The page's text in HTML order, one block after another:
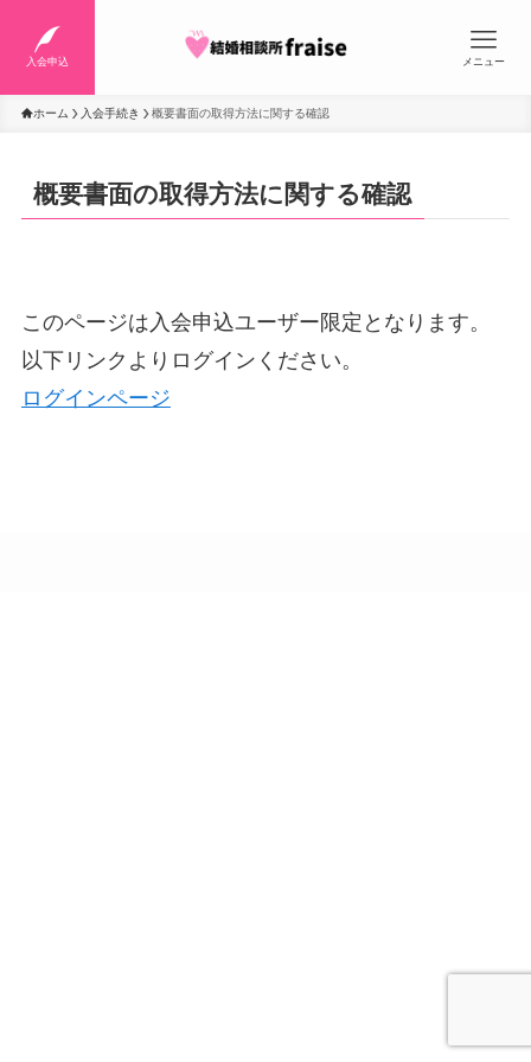
入会申込 メニュー
ホーム 入会手続き 概要書面の取得方法に関する確認
概要書面の取得方法に関する確認
このページは入会申込ユーザー限定となります。
以下リンクよりログインください。
ログインページ